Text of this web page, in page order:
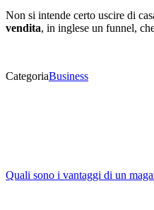
Non si intende certo uscire di
vendita, in inglese un funnel,
CategoriaBusiness
Quali sono i vantaggi di un